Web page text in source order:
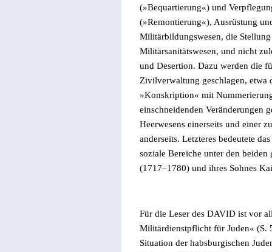
(»Bequartierung«) und
(»Remontierung«), Ausrüstung
Militärbildungswesen, die
Militärsanitätswesen, und nicht
und Desertion. Dazu werden die
Zivilverwaltung geschlagen, etwa
»Konskription« mit
einschneidenden Veränderungen
Heerwesens einerseits und einer
anderseits. Letzteres bedeutete
soziale Bereiche unter den
(1717–1780) und ihres Sohnes
Für die Leser des DAVID ist vor
Militärdienstpflicht für Juden« (S.
Situation der habsburgischen